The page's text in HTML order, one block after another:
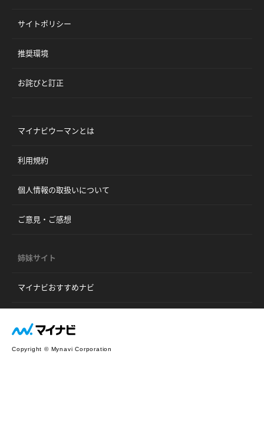
サイトポリシー
推奨環境
お詫びと訂正
マイナビウーマンとは
利用規約
個人情報の取扱いについて
ご意見・ご感想
姉妹サイト
マイナビおすすめナビ
Copyright © Mynavi Corporation